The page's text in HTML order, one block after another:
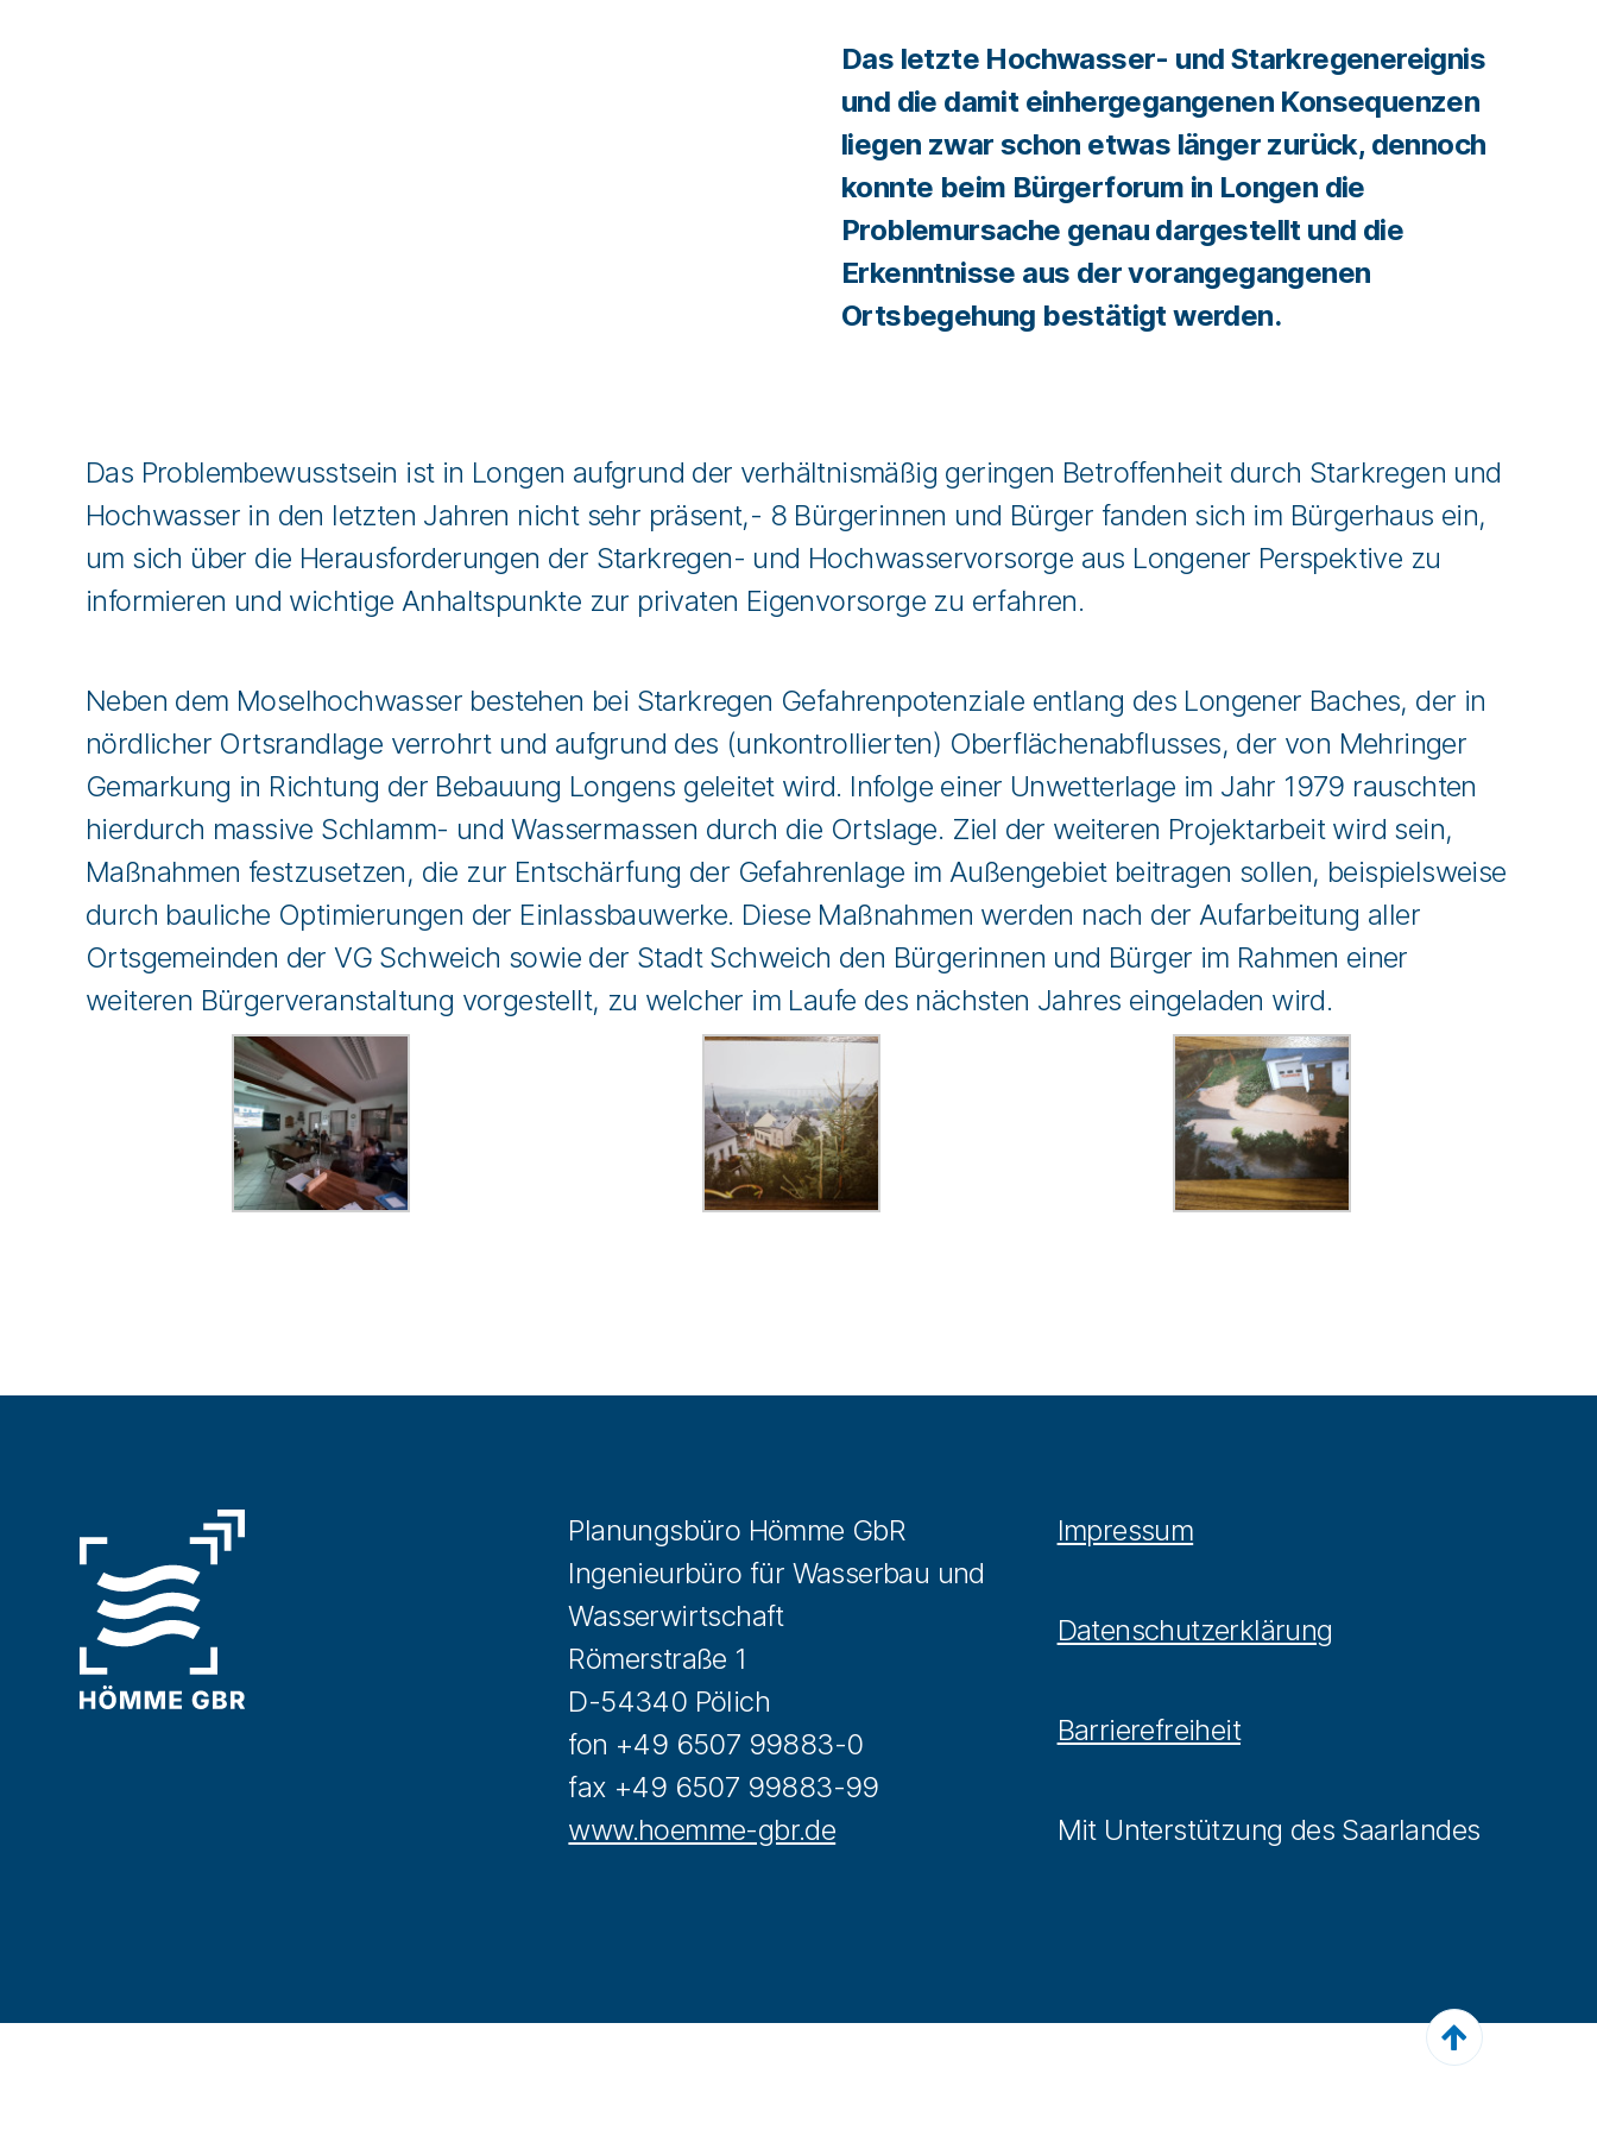
Das letzte Hochwasser- und Starkregenereignis
und die damit einhergegangenen Konsequenzen
liegen zwar schon etwas länger zurück, dennoch
konnte beim Bürgerforum in Longen die
Problemursache genau dargestellt und die
Erkenntnisse aus der vorangegangenen
Ortsbegehung bestätigt werden.
Das Problembewusstsein ist in Longen aufgrund der verhältnismäßig geringen Betroffenheit durch Starkregen und
Hochwasser in den letzten Jahren nicht sehr präsent,- 8 Bürgerinnen und Bürger fanden sich im Bürgerhaus ein,
um sich über die Herausforderungen der Starkregen- und Hochwasservorsorge aus Longener Perspektive zu
informieren und wichtige Anhaltspunkte zur privaten Eigenvorsorge zu erfahren.
Neben dem Moselhochwasser bestehen bei Starkregen Gefahrenpotenziale entlang des Longener Baches, der in
nördlicher Ortsrandlage verrohrt und aufgrund des (unkontrollierten) Oberflächenabflusses, der von Mehringer
Gemarkung in Richtung der Bebauung Longens geleitet wird. Infolge einer Unwetterlage im Jahr 1979 rauschten
hierdurch massive Schlamm- und Wassermassen durch die Ortslage. Ziel der weiteren Projektarbeit wird sein,
Maßnahmen festzusetzen, die zur Entschärfung der Gefahrenlage im Außengebiet beitragen sollen, beispielsweise
durch bauliche Optimierungen der Einlassbauwerke. Diese Maßnahmen werden nach der Aufarbeitung aller
Ortsgemeinden der VG Schweich sowie der Stadt Schweich den Bürgerinnen und Bürger im Rahmen einer
weiteren Bürgerveranstaltung vorgestellt, zu welcher im Laufe des nächsten Jahres eingeladen wird.
Planungsbüro Hömme GbR
Ingenieurbüro für Wasserbau und
Wasserwirtschaft
Römerstraße 1
D-54340 Pölich
fon +49 6507 99883-0
fax +49 6507 99883-99
www.hoemme-gbr.de
Impressum
Datenschutzerklärung
Barrierefreiheit
Mit Unterstützung des Saarlandes
